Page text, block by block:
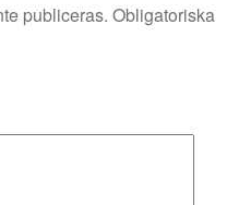
publiceras. Obligatoriska